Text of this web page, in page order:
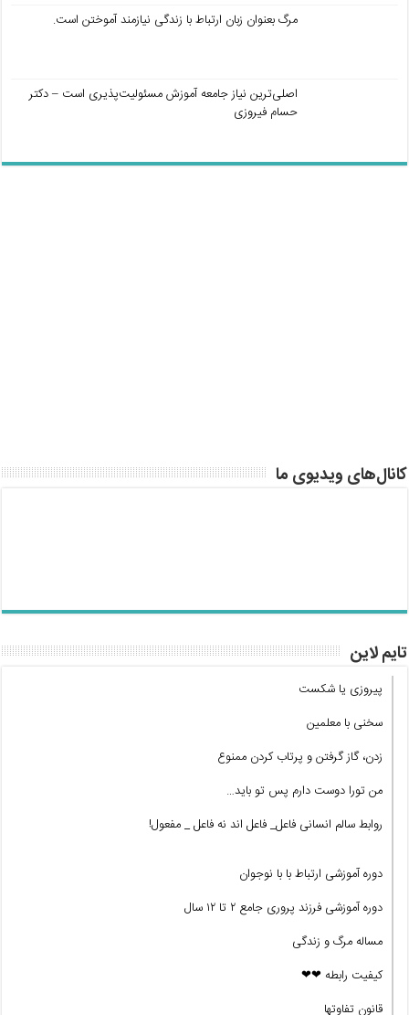
مرگ بعنوان زبان ارتباط با زندگی نیازمند آموختن است.
اصلی‌ترین نیاز جامعه آموزش مسئولیت‌پذیری است – دکتر
حسام فیروزی
کانال‌های ویدیوی ما
تایم لاین
پیروزی یا شکست
سخنی با معلمین
زدن، گاز گرفتن و پرتاب کردن ممنوع
من تورا دوست دارم پس تو باید…
روابط سالم انسانی فاعل_ فاعل اند نه فاعل _ مفعول!
دوره آموزشی ارتباط با با نوجوان
دوره آموزشی فرزند پروری جامع ۲ تا ۱۲ سال
مساله مرگ و زندگی
کیفیت رابطه ❤❤
قانون تفاوتها